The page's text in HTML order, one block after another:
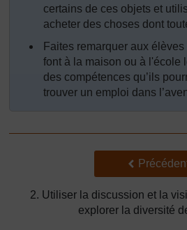
certains de ces objets et
acheter des choses dont
Faites remarquer aux
font à la maison ou à l'école
des compétences qu’ils
trouver un emploi dans
Précédent
2. Utiliser la discussion et la
explorer la diversité